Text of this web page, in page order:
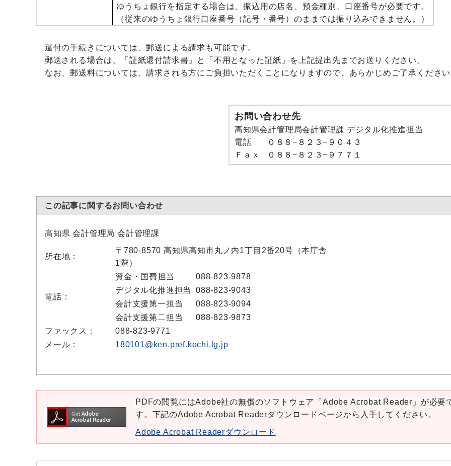
ゆうちょ銀行を指定する場合は、振込用の店名、預金種別、口座番号が必要です。
（従来のゆうちょ銀行口座番号（記号・番号）のままでは振り込みできません。）
還付の手続きについては、郵送による請求も可能です。
郵送される場合は、「証紙還付請求書」と「不用となった証紙」を上記提出先までお送りください。
なお、郵送料については、請求される方にご負担いただくことになりますので、あらかじめご了承くださ
お問い合わせ先
高知県会計管理局会計管理課 デジタル化推進担当
電話 ０８８−８２３−９０４
Ｆａｘ ０８８−８２３−９７７１
この記事に関するお問い合わせ
高知県 会計管理局 会計管理課
所在地：
〒780-8570 高知県高知市丸ノ内1丁目2番20号（本庁舎
1階）
電話：
資金・国費担当
088-823-9878
デジタル化推進担当
088-823-9043
会計支援第一担当
088-823-9094
会計支援第二担当
088-823-9873
ファックス：
088-823-9771
メール：
180101@ken.pref.kochi.lg.jp
PDFの閲覧にはAdobe社の無償のソフトウェア「Adobe Acrobat Reader」が必要
す。下記のAdobe Acrobat Readerダウンロードページから入手してください。
Adobe Acrobat Readerダウンロード